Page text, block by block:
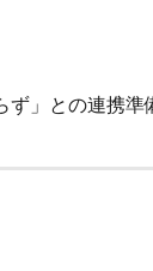
」との連携